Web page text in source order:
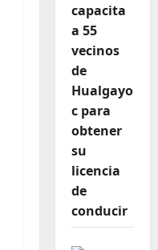
capacita
a 55
vecinos
de
Hualgayo
c para
obtener
su
licencia
de
conducir